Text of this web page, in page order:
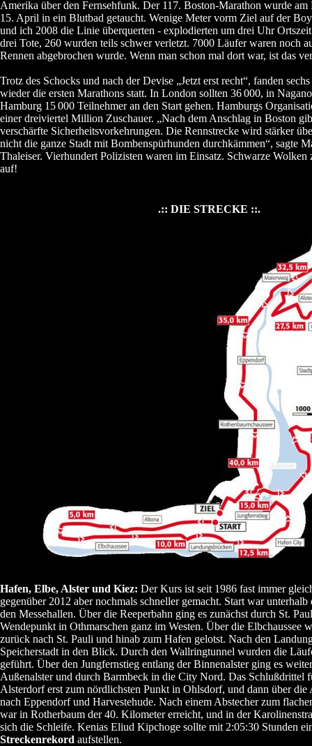
Amerika über den Fernsehfunk. Der 117. Boston-Marathon wurde am
15. April in ein Blutbad getaucht. Wenige Meter vorm Ziel auf der
und ich 2008 die Linie überquerten - explodierten um drei Uhr
drei Tote, 260 wurden teils schwer verletzt. 7000 Läufer waren noch
Rennen abgebrochen wurde. Wenn man schon mal dort war, ist das
Trotz des Schocks und nach der Devise „Jetzt erst recht“, fanden
wieder die ersten Marathons statt. In London sollten 36000, in
Hamburg 15000 Teilnehmer an den Start gehen. Hamburgs
einer dreiviertel Million Zuschauer. „Nach dem Anschlag in Boston
verschärfte Sicherheitsvorkehrungen. Die Rennstrecke wird stärker
nicht die ganze Stadt mit Bombenspürhunden durchkämmen“, sagte
Thaleiser. Vierhundert Polizisten waren im Einsatz. Schwarze Wolken
auf!
.:: DIE STRECKE ::.
Hafen, Elbe, Alster und Kiez: Der Kurs ist seit 1986 fast immer
gegenüber 2012 aber nochmals schneller gemacht. Start war unterhalb
den Messehallen. Über die Reeperbahn ging es zunächst durch St.
Wendepunkt in Othmarschen ganz im Westen. Über die Elbchaussee
zurück nach St. Pauli und hinab zum Hafen gelotst. Nach den
Speicherstadt in den Blick. Durch den Wallringtunnel wurden die
geführt. Über den Jungfernstieg entlang der Binnenalster ging es
Außenalster und durch Barmbeck in die City Nord. Das Schlußdrittel
Alsterdorf erst zum nördlichsten Punkt in Ohlsdorf, und dann über die
nach Eppendorf und Harvestehude. Nach einem Abstecher zum
war in Rotherbaum der 40. Kilometer erreicht, und in der
sich die Schleife. Kenias Eliud Kipchoge sollte mit 2:05:30 Stunden
Streckenrekord aufstellen.